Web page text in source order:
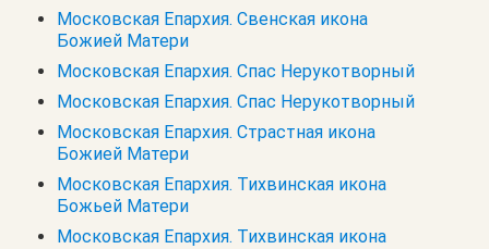
Московская Епархия. Свенская икона
Божией Матери
Московская Епархия. Спас Нерукотворный
Московская Епархия. Спас Нерукотворный
Московская Епархия. Страстная икона
Божией Матери
Московская Епархия. Тихвинская икона
Божьей Матери
Московская Епархия. Тихвинская икона